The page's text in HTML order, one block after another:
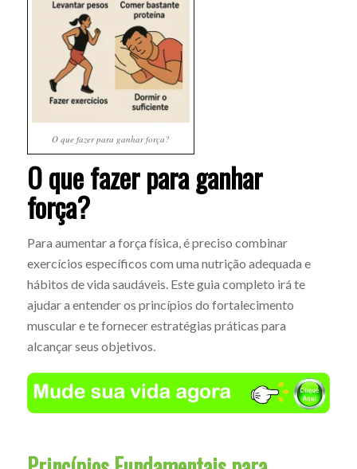
O que fazer para ganhar força?
O que fazer para ganhar
força?
Para aumentar a força física, é preciso combinar
exercícios específicos com uma nutrição adequada e
hábitos de vida saudáveis. Este guia completo irá te
ajudar a entender os princípios do fortalecimento
muscular e te fornecer estratégias práticas para
alcançar seus objetivos.